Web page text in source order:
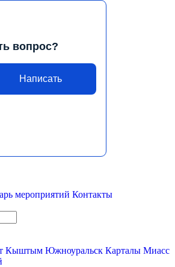
вопрос?
Написать
мероприятий Контакты
Кыштым Южноуральск Карталы Миасс